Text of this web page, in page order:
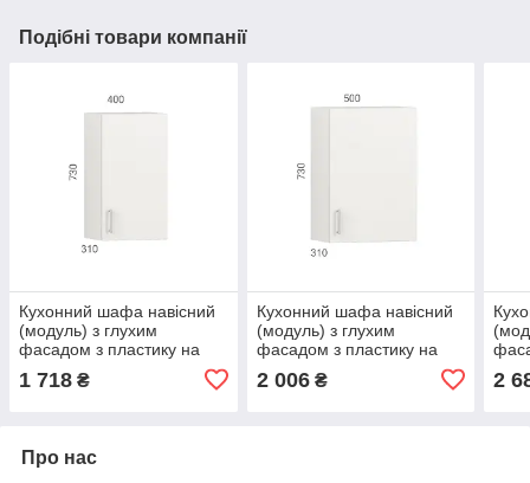
Подібні товари компанії
Кухонний шафа навісний
(модуль) з глухим
фасадом з пластику на
основі МДФ (40х31х73 см)
1 718 ₴
Кухонний шафа навісний
(модуль) з глухим
фасадом з пластику на
основі МДФ (50х31х73 см)
2 006₴ 2
Про нас